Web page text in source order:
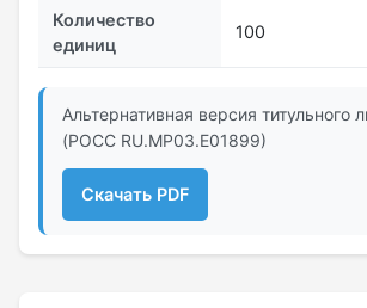
Количество
единиц
100
Альтернативная версия титульного
(POCC RU.MP03.Е01899)
Скачать PDF